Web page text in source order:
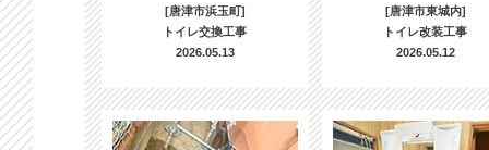
[唐津市浜玉町]
トイレ交換工事
2026.05.13
[唐津市東城内]
トイレ改装工事
2026.05.12